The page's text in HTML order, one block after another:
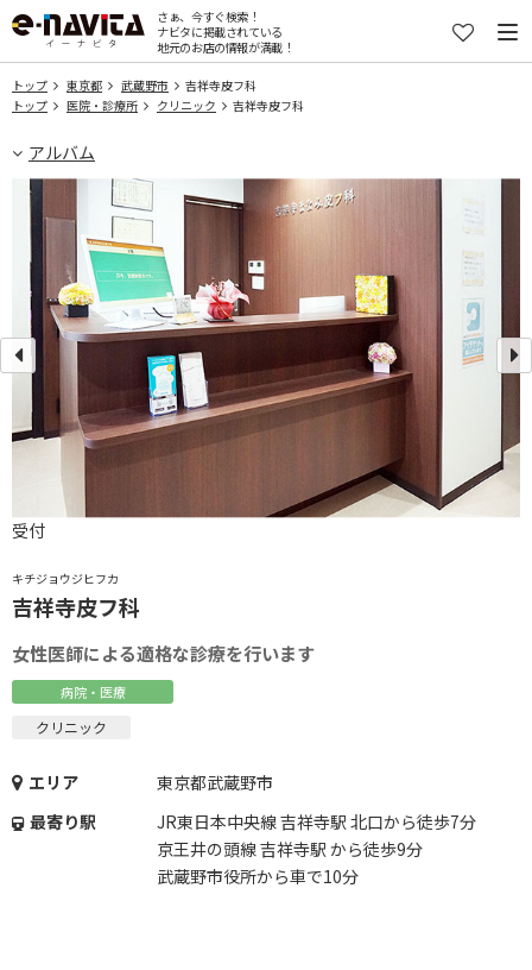
さぁ、今すぐ検索！
ナビタに掲載されている
地元のお店の情報が満載！
トップ 東京都 武蔵野市
吉祥寺皮フ科
トップ
医院・診療所 クリニック 吉祥寺皮フ科
アルバム
キチジョウジヒフカ
吉祥寺皮フ科
女性医師による適格な診療を行います
病院・医療
クリニック
エリア
東京都武蔵野市
最寄り駅
JR東日本中央線 吉祥寺駅 北口から徒歩7分
京王井の頭線 吉祥寺駅 から徒歩9分
武蔵野市役所から車で10分
受付